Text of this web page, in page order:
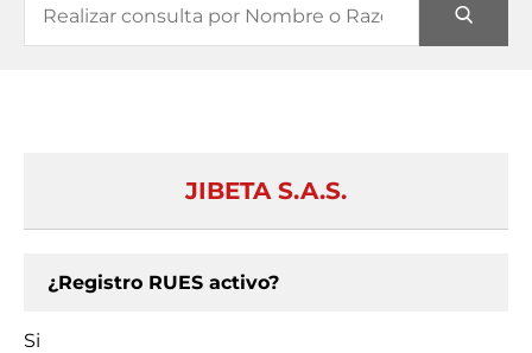
JIBETA S.A.S.
¿Registro RUES activo?
Si